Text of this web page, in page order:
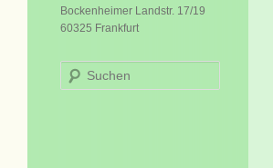
Bockenheimer Landstr. 17/19
60325 Frankfurt
Suchen